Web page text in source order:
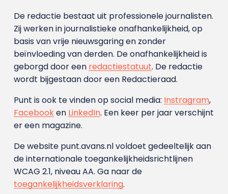
De redactie bestaat uit professionele journalisten.
Zij werken in journalistieke onafhankelijkheid, op
basis van vrije nieuwsgaring en zonder
beïnvloeding van derden. De onafhankelijkheid is
geborgd door een redactiestatuut. De redactie
wordt bijgestaan door een Redactieraad.
Punt is ook te vinden op social media: Instragram,
Facebooken LinkedIn. Een keer per jaar verschijnt
er een magazine.
De website punt.avans.nl voldoet gedeeltelijk aan
de internationale toegankelijkheidsrichtlijnen
WCAG 2.1, niveau AA. Ga naar de
toegankelijkheidsverklaring.